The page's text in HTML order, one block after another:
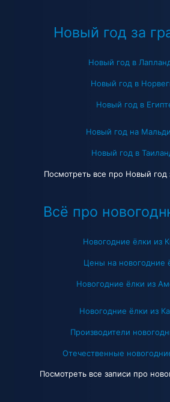
Новый год за
Новый год в
Новый год в
Новый год в
Новый год на
Новый год в
Посмотреть все про Новый год
Всё про
Новогодние ёлки из
Цены на новогодние
Новогодние ёлки из
Новогодние ёлки из
Производители
Отечественные
Посмотреть все записи про